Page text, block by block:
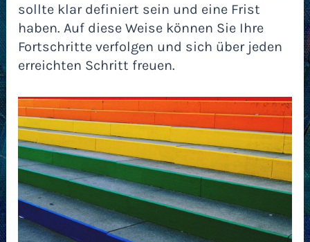
sollte klar definiert sein und eine Frist
haben. Auf diese Weise können Sie Ihre
Fortschritte verfolgen und sich über jeden
erreichten Schritt freuen.